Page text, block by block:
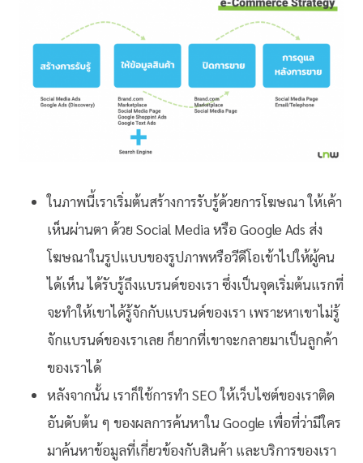
ในภาพนี้เราเริ่มต้นสร้างการรับรู้ด้วยการโฆษณา ให้เค้า
เห็นผ่านตา ด้วย Social Media หรือ Google Ads ส่ง
โฆษณาในรูปแบบของรูปภาพหรือวีดีโอเข้าไปให้ผู้คน
ได้เห็น ได้รับรู้ถึงแบรนด์ของเรา ซึ่งเป็นจุดเริ่มต้นแรกที่
จะทำให้เขาได้รู้จักกับแบรนด์ของเรา เพราะหาเขาไม่รู้
จักแบรนด์ของเราเลย ก็ยากที่เขาจะกลายมาเป็นลูกค้า
ของเราได้
หลังจากนั้น เราก็ใช้การทำ SEO ให้เว็บไซต์ของเราติด
อันดับต้น ๆ ของผลการค้นหาใน Google เพื่อที่ว่ามีใคร
มาค้นหาข้อมูลที่เกี่ยวข้องกับสินค้า และบริการของเรา